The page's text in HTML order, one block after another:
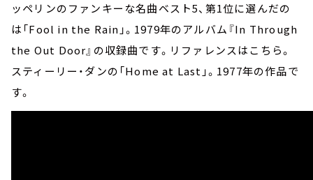
ッペリンのファンキーな名曲ベスト5、第1位に選んだの
は「Fool in the Rain」。1979年のアルバム『In Through
the Out Door』の収録曲です。リファレンスはこちら。
スティーリー・ダンの「Home at Last」。1977年の作品で
す。